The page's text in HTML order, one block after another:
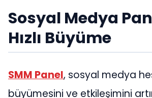
Sosyal Medya
Hızlı Büyüme
SMM Panel, sosyal medya
büyümesini ve etkileşimini